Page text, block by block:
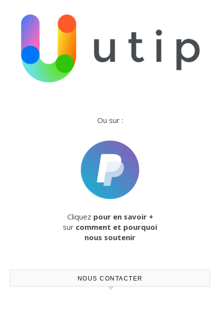
Ou sur :
Cliquez pour en savoir +
sur comment et pourquoi
nous soutenir
NOUS CONTACTER